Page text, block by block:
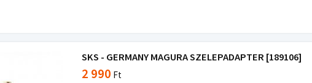
SKS - GERMANY MAGURA SZELEPADAPTER [189106]
2 990 Ft